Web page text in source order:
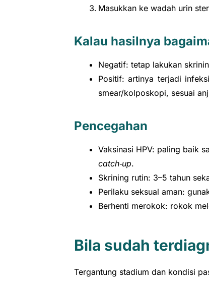
Masukkan ke wadah urin
Kalau hasilnya
Negatif: tetap lakukan
Positif: artinya terjadi
smear/kolposkopi, sesuai
Pencegahan
Vaksinasi HPV: paling baik
catch‑up.
Skrining rutin: 3–5 tahun
Perilaku seksual aman:
Berhenti merokok: rokok
Bila sudah
Tergantung stadium dan kondisi